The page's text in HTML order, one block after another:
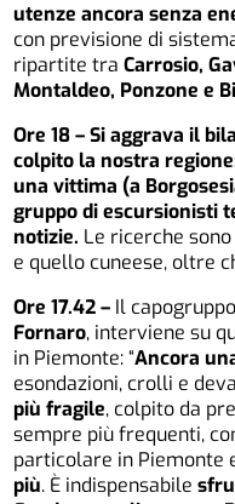
utenze ancora senza
con previsione di
ripartite traCarrosio,
Montaldeo, Ponzone e
Ore 18 – Si aggrava il
colpito la nostra
una vittima (a
gruppo di escursionisti
notizie. Le ricerche
e quello cuneese, oltre
Ore 17.42 – Il
Fornaro, interviene su
in Piemonte: “Ancora
esondazioni, crolli e
più fragile, colpito da
sempre più frequenti,
particolare in Piemonte
più. È indispensabile